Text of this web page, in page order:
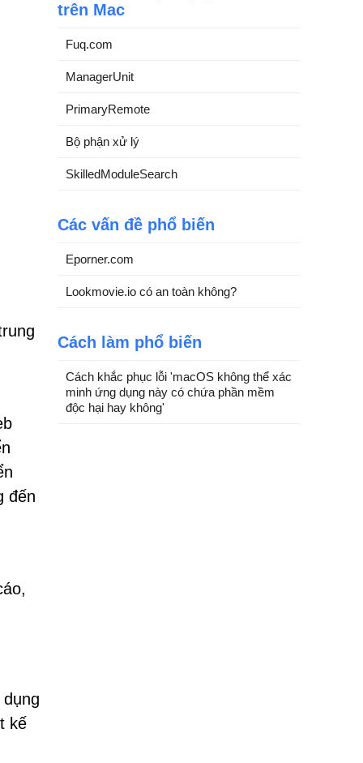
đến
kế
trên Mac
Fuq.com
ManagerUnit
PrimaryRemote
Bộ phận xử lý
SkilledModuleSearch
Các vấn đề phổ biến
Eporner.com
Lookmovie.io có an toàn không?
Cách làm phổ biến
Cách khắc phục lỗi 'macOS không thể xác
minh ứng dụng này có chứa phần mềm
độc hại hay không'